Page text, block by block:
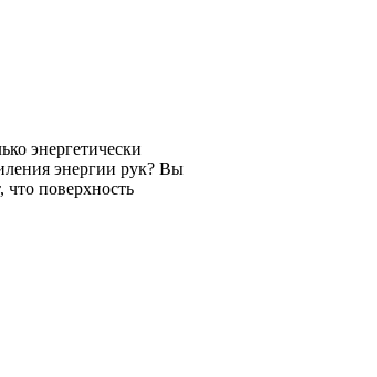
энергетически
энергии рук? Вы
поверхность